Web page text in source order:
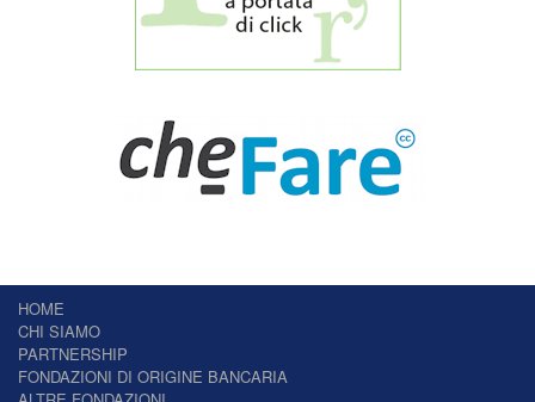
HOME
CHI SIAMO
PARTNERSHIP
FONDAZIONI DI ORIGINE BANCARIA